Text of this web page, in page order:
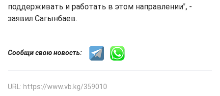
поддерживать и работать в этом направлении", -
заявил Сагынбаев.
Сообщи свою новость:
URL: https://www.vb.kg/359010